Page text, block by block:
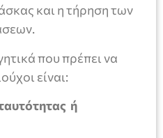
και η τήρηση των
που πρέπει να
είναι:
ή